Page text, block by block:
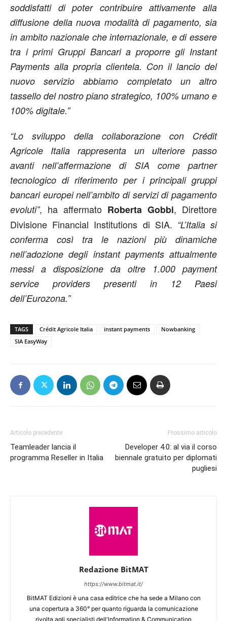
soddisfatti di poter contribuire attivamente alla
diffusione della nuova modalità di pagamento, sia
in ambito nazionale che internazionale, e di essere
tra i primi Gruppi Bancari a proporre gli Instant
Payments alla propria clientela. Con il lancio del
nuovo servizio abbiamo completato un altro
tassello del nostro piano strategico, 100% umano e
100% digitale.”
“Lo sviluppo della collaborazione con Crédit
Agricole Italia rappresenta un ulteriore passo
avanti nell’affermazione di SIA come partner
tecnologico di riferimento per i principali gruppi
bancari europei nell’ambito di servizi di pagamento
evoluti”, ha affermato Roberta Gobbi, Direttore
Divisione Financial Institutions di SIA. “L’Italia si
conferma così tra le nazioni più dinamiche
nell’adozione degli instant payments attualmente
messi a disposizione da oltre 1.000 payment
service providers presenti in 12 Paesi
dell’Eurozona.”
TAGS Crédit Agricole Italia instant payments
Nowbanking
SIA EasyWay
Articolo precedente
Teamleader lancia il
programma Reseller in Italia
Prossimo articolo
Developer 4.0: al via il corso
biennale gratuito per diplomati
pugliesi
Redazione BitMAT
https://www.bitmat.it/
BitMAT Edizioni è una casa editrice che ha sede a Milano con
una copertura a 360° per quanto riguarda la comunicazione
rivolta agli specialisti dell'lnformation & Communication